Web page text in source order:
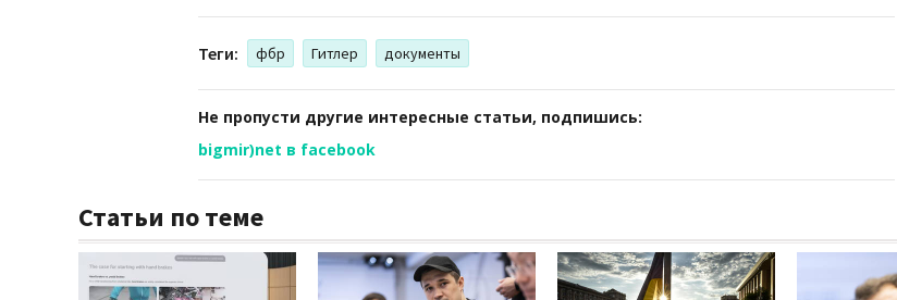
Теги: фбр Гитлер документы
Не пропусти другие интересные статьи, подпишись:
bigmir)net в facebook
Статьи по теме